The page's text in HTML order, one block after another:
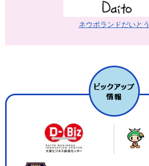
ネウボランドだいとう